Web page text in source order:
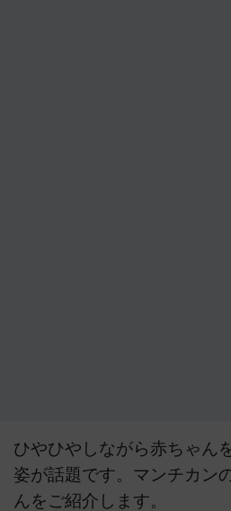
ひやひやしながら赤ちゃん
姿が話題です。マンチカン
んをご紹介します。